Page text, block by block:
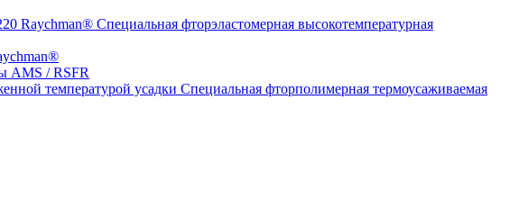
Специальная фторэластомерная высокотемпературная
AMS / RSFR
Специальная фторполимерная термоусаживаемая